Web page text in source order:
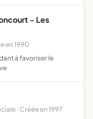
- Les
en 1990
à favoriser le
· Créée en 1997